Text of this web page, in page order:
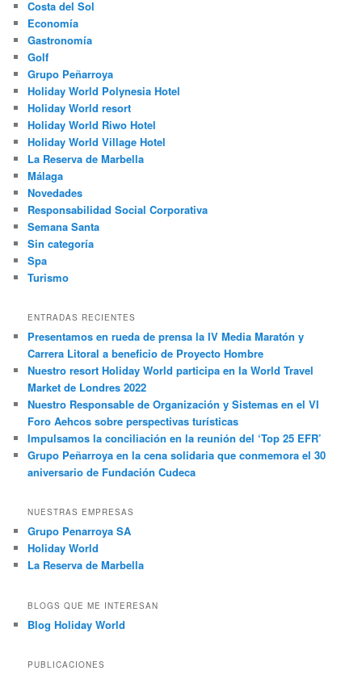
Costa del Sol
Economía
Gastronomía
Golf
Grupo Peñarroya
Holiday World Polynesia Hotel
Holiday World resort
Holiday World Riwo Hotel
Holiday World Village Hotel
La Reserva de Marbella
Málaga
Novedades
Responsabilidad Social Corporativa
Semana Santa
Sin categoría
Spa
Turismo
ENTRADAS RECIENTES
Presentamos en rueda de prensa la IV Media Maratón y
Carrera Litoral a beneficio de Proyecto Hombre
Nuestro resort Holiday World participa en la World Travel
Market de Londres 2022
Nuestro Responsable de Organización y Sistemas en el VI
Foro Aehcos sobre perspectivas turísticas
Impulsamos la conciliación en la reunión del ‘Top 25 EFR’
Grupo Peñarroya en la cena solidaria que conmemora el 30
aniversario de Fundación Cudeca
NUESTRAS EMPRESAS
Grupo Penarroya SA
Holiday World
La Reserva de Marbella
BLOGS QUE ME INTERESAN
Blog Holiday World
PUBLICACIONES